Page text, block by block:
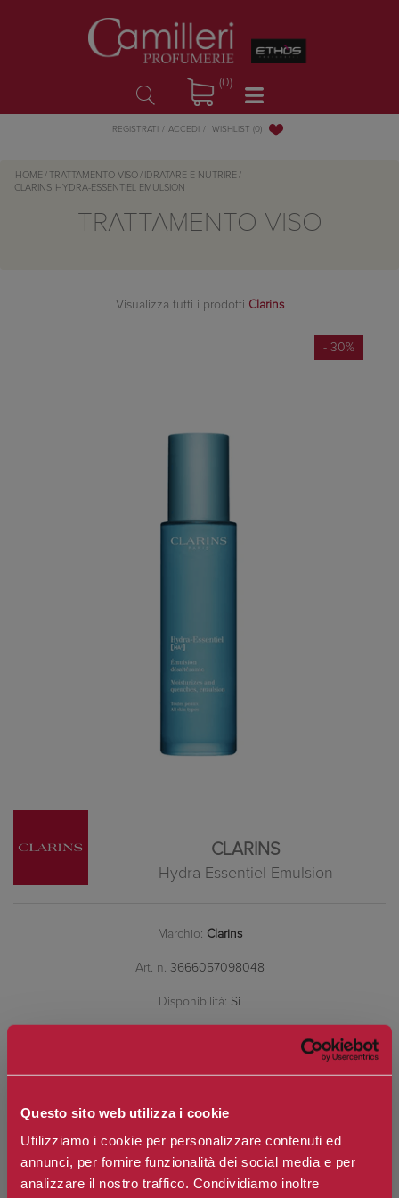
Questo sito web utilizza i cookie
Utilizziamo i cookie per personalizzare contenuti ed
annunci, per fornire funzionalità dei social media e per
analizzare il nostro traffico. Condividiamo inoltre
(0)
REGISTRATI ACCEDI WISHLIST (0)
HOME / TRATTAMENTO VISO / IDRATARE E NUTRIRE /
CLARINS HYDRA-ESSENTIEL EMULSION
TRATTAMENTO VISO
Visualizza tutti i prodotti Clarins
- 30%
CLARINS
Hydra-Essentiel Emulsion
Marchio: Clarins
Art. n. 3666057098048
Disponibilità: Si
€58,20
Prezzo scontato: